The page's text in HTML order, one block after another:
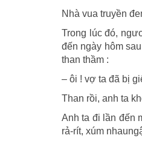
Nhà vua truyền
Trong lúc đó,
đến ngày hôm
than thầm :
– ôi ! vợ ta đã bị
Than rồi, anh ta
Anh ta đi lần đến
rả-rít, xúm